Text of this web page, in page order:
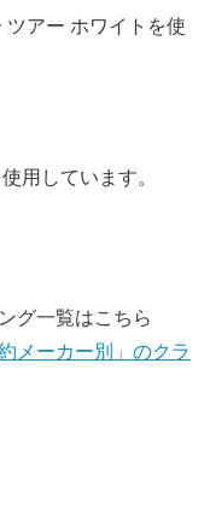
アー ホワイトを使
用しています。
グ一覧はこちら
メーカー別」のクラ